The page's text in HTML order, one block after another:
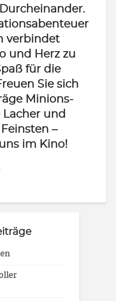
verbindet
und Herz zu
für die
Sie sich
Minions-
und
–
im Kino!